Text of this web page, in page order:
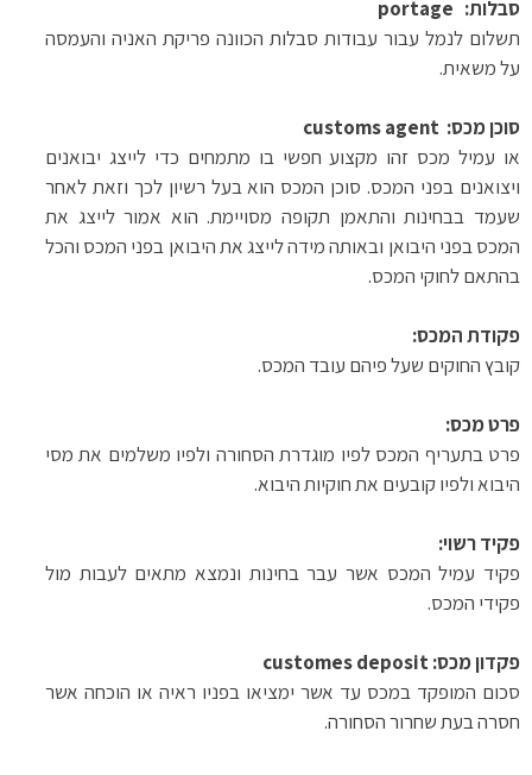
סבלות:
portage
תשלום לנמל עבור עבודות סבלות הכוונה פריקת האניה והעמסה
על משאית.
סוכן מכס:
customs agent
או עמיל מכס זהו מקצוע חפשי בו מתמחים כדי לייצג יבואנים
ויצואנים בפני המכס. סוכן המכס הוא בעל רשיון לכך וזאת לאחר
שעמד בבחינות והתאמן תקופה מסויימת. הוא אמור לייצג את
המכס בפני היבואן ובאותה מידה לייצג את היבואן בפני המכס והכל
בהתאם לחוקי המכס.
פקודתהמכס:
קובץ החוקים שעל פיהם עובד המכס.
פרט מכס:
פרט בתעריף המכס לפיו מוגדרת הסחורה ולפיו משלמים את מסי
היבוא ולפיו קובעים את חוקיות היבוא.
פקיד רשוי:
פקיד עמיל המכס אשר עבר בחינות ונמצא מתאים לעבות מול
פקידי המכס.
פקדון מכס:
customes deposit
סכום המופקד במכס עד אשר ימציאו בפניו ראיה או הוכחה אשר
חסרה בעת שחרור הסחורה.